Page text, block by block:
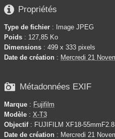
 Propriétés
Type de fichier : Image JPEG
Poids : 127,85 Ko
Dimensions : 499 x 333 pixels
Date de création : Mercredi 21
 Métadonnées EXIF
Marque : Fujifilm
Modèle : X-T3
Objectif: FUJIFILM XF18-
Date de création : Mercredi 21